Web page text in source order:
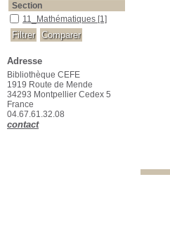
Section
11_Mathématiques
11_Mathématiques [1]
Adresse
Bibliothèque CEFE
1919 Route de Mende
34293 Montpellier Cedex 5
France
04.67.61.32.08
contact